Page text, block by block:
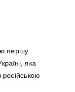
першу
яка